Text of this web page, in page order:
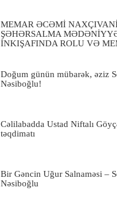
MEMAR ƏCƏMİ
ŞƏHƏRSALMA
İNKIŞAFINDA ROLU VƏ
Doğum günün mübarək, əziz
Nəsiboğlu!
Cəlilabadda Ustad Niftalı
təqdimatı
Bir Gəncin Uğur Salnaməsi –
Nəsiboğlu